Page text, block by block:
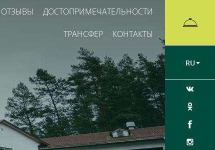
RU
ОТЗЫВЫ ДОСТОПРИМЕЧАТЕЛЬНОСТИ
ТРАНСФЕР КОНТАКТЫ